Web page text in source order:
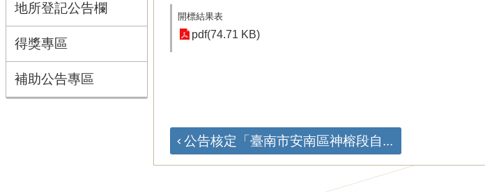
地所登記公告欄
得獎專區
補助公告專區
開標結果表
pdf(74.71 KB)
公告核定「臺南市安南區神榕段自...